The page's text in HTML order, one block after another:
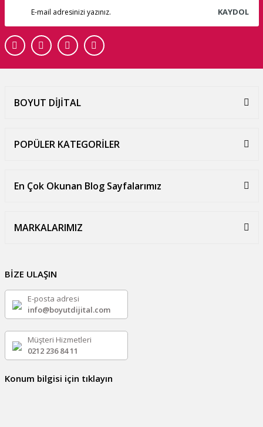
KAYDOL
BOYUT DİJİTAL
POPÜLER KATEGORİLER
En Çok Okunan Blog Sayfalarımız
MARKALARIMIZ
BİZE ULAŞIN
E-posta adresi
info@boyutdijital.com
Müşteri Hizmetleri
0212 236 84 11
Konum bilgisi için tıklayın